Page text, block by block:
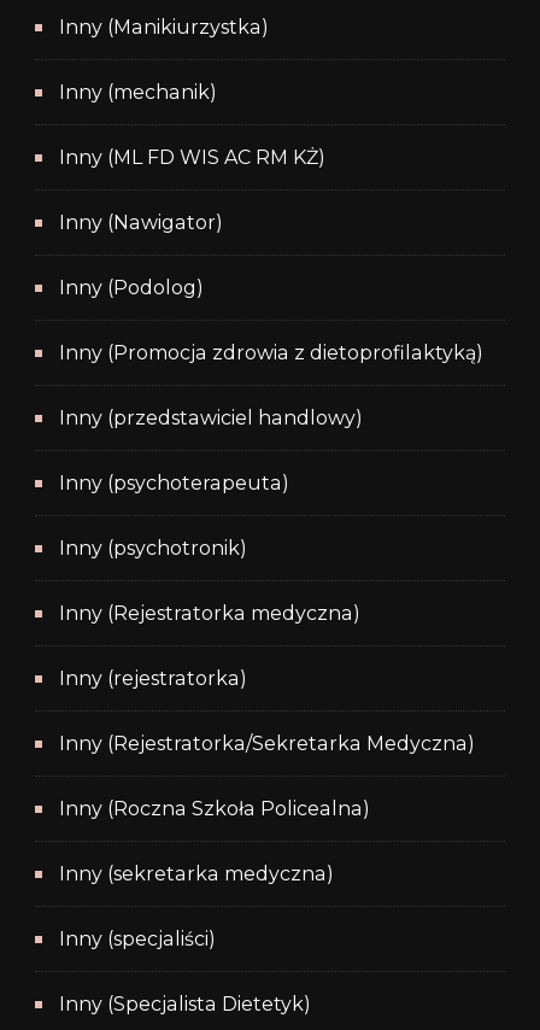
Inny (Manikiurzystka)
Inny (mechanik)
Inny (ML FD WIS AC RM KŻ)
Inny (Nawigator)
Inny (Podolog)
Inny (Promocja zdrowia z dietoprofilaktyką)
Inny (przedstawiciel handlowy)
Inny (psychoterapeuta)
Inny (psychotronik)
Inny (Rejestratorka medyczna)
Inny (rejestratorka)
Inny (Rejestratorka/Sekretarka Medyczna)
Inny (Roczna Szkoła Policealna)
Inny (sekretarka medyczna)
Inny (specjaliści)
Inny (Specjalista Dietetyk)